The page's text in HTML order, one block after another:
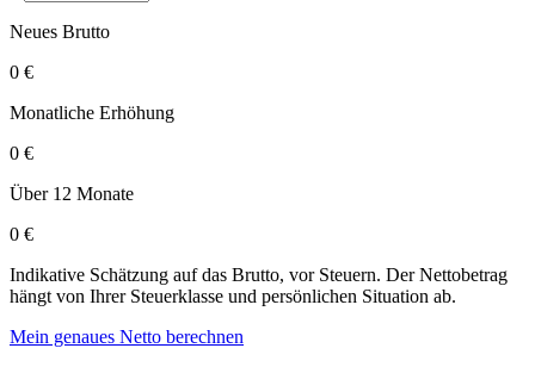
Neues Brutto
0 €
Monatliche Erhöhung
0 €
Über 12 Monate
0 €
Indikative Schätzung auf das Brutto, vor Steuern. Der Nettobetrag
hängt von Ihrer Steuerklasse und persönlichen Situation ab.
Mein genaues Netto berechnen